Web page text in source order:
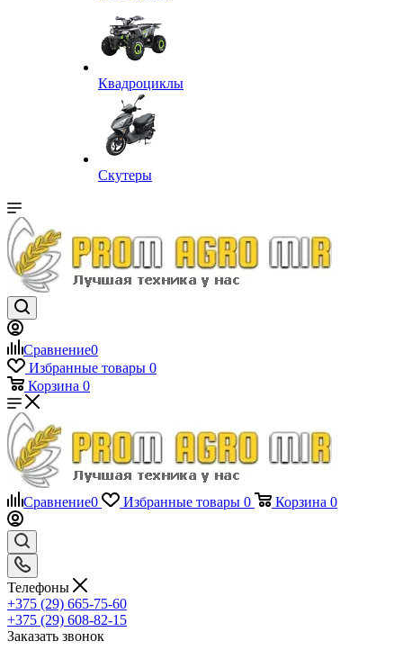
Квадроциклы
Скутеры
Сравнение0
Избранные товары 0
Корзина 0
Сравнение0 Избранные товары 0 Корзина 0
Телефоны
+375 (29) 665-75-60
+375 (29) 608-82-15
Заказать звонок